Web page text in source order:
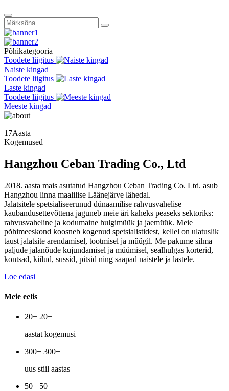
Põhikategooria
Toodete liigitus
Naiste kingad
Toodete liigitus
Laste kingad
Toodete liigitus
Meeste kingad
17Aasta
Kogemused
Hangzhou Ceban Trading Co., Ltd
2018. aasta mais asutatud Hangzhou Ceban Trading Co. Ltd. asub
Hangzhou linna maalilise Läänejärve lähedal.
Jalatsitele spetsialiseerunud dünaamilise rahvusvahelise
kaubandusettevõttena jaguneb meie äri kaheks peaseks sektoriks:
rahvusvaheline ja kodumaine hulgimüük ja jaemüük. Meie
põhimeeskond koosneb kogenud spetsialistidest, kellel on ulatuslik
taust jalatsite arendamisel, tootmisel ja müügil. Me pakume silma
paljude jalanõude kujundamisel ja müümisel, sealhulgas korterid,
kontsad, kiilud, sussid, pitsid ning saapad naistele ja lastele.
Loe edasi
Meie eelis
20+ 20+
aastat kogemusi
300+ 300+
uus stiil aastas
50+ 50+